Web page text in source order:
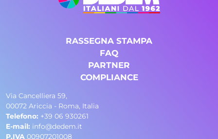
RASSEGNA STAMPA
FAQ
PARTNER
COMPLIANCE
Via Cancelliera 59,
00072 Ariccia - Roma, Italia
Telefono: +39 06 930261
E-mail: info@dedem.it
P.IVA 00907201008